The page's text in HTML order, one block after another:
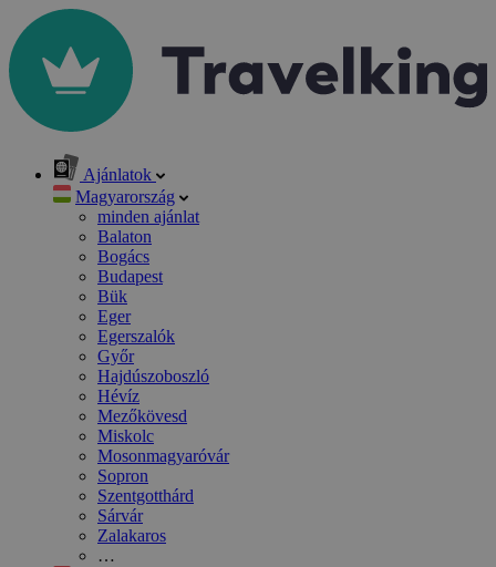
Ajánlatok
Magyarország
minden ajánlat
Balaton
Bogács
Budapest
Bük
Eger
Egerszalók
Győr
Hajdúszoboszló
Hévíz
Mezőkövesd
Miskolc
Mosonmagyaróvár
Sopron
Szentgotthárd
Sárvár
Zalakaros
…